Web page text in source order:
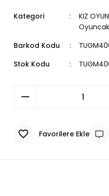
Kategori KIZ
Barkod Kodu
Stok Kodu